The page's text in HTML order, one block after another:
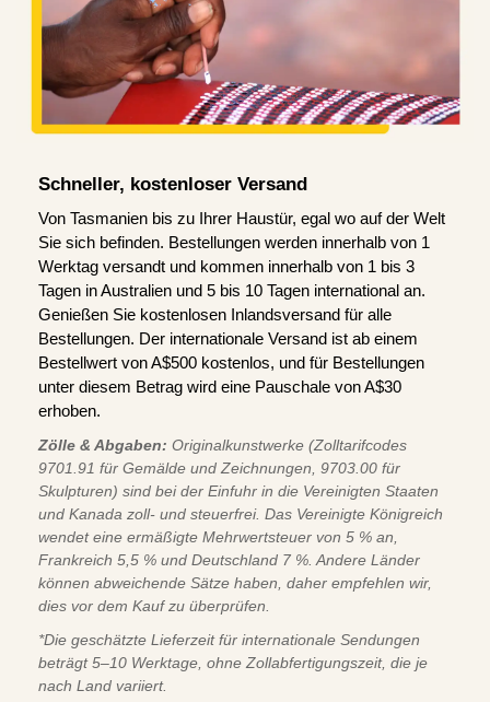
Schneller, kostenloser Versand
Von Tasmanien bis zu Ihrer Haustür, egal wo auf der Welt
Sie sich befinden. Bestellungen werden innerhalb von 1
Werktag versandt und kommen innerhalb von 1 bis 3
Tagen in Australien und 5 bis 10 Tagen international an.
Genießen Sie kostenlosen Inlandsversand für alle
Bestellungen. Der internationale Versand ist ab einem
Bestellwert von A$500 kostenlos, und für Bestellungen
unter diesem Betrag wird eine Pauschale von A$30
erhoben.
Zölle & Abgaben: Originalkunstwerke (Zolltarifcodes
9701.91 für Gemälde und Zeichnungen, 9703.00 für
Skulpturen) sind bei der Einfuhr in die Vereinigten Staaten
und Kanada zoll- und steuerfrei. Das Vereinigte Königreich
wendet eine ermäßigte Mehrwertsteuer von 5 % an,
Frankreich 5,5 % und Deutschland 7 %. Andere Länder
können abweichende Sätze haben, daher empfehlen wir,
dies vor dem Kauf zu überprüfen.
*Die geschätzte Lieferzeit für internationale Sendungen
beträgt 5–10 Werktage, ohne Zollabfertigungszeit, die je
nach Land variiert.